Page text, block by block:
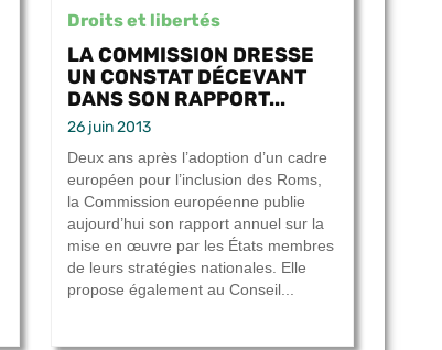
Droits et libertés
LA COMMISSION DRESSE
UN CONSTAT DÉCEVANT
DANS SON RAPPORT...
26 juin 2013
Deux ans après l’adoption d’un cadre
européen pour l’inclusion des Roms,
la Commission européenne publie
aujourd’hui son rapport annuel sur la
mise en œuvre par les États membres
de leurs stratégies nationales. Elle
propose également au Conseil...